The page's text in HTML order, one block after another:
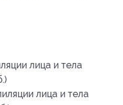
лица и тела
лица и тела